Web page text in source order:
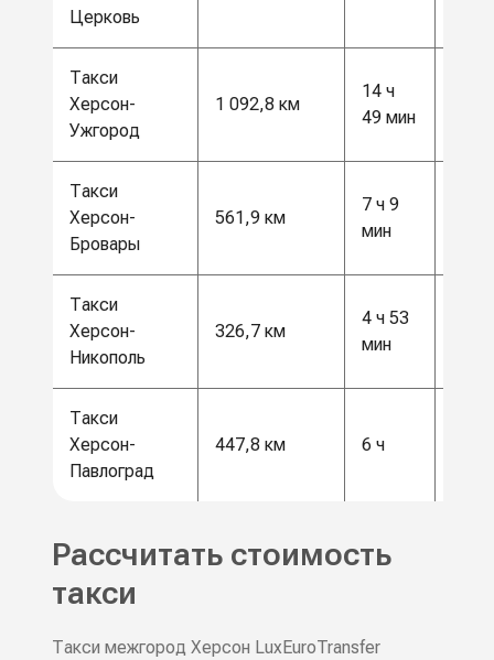
Церковь
Такси
Херсон-
Ужгород
1 092,8 км
14 ч
49 мин
Такси
Херсон-
Бровары
561,9 км
7 ч 9
мин
Такси
Херсон-
Никополь
326,7 км
4 ч 53
мин
Такси
Херсон-
Павлоград
447,8 км 6 ч
Рассчитать стоимость
такси
Такси межгород Херсон LuxEuroTransfer